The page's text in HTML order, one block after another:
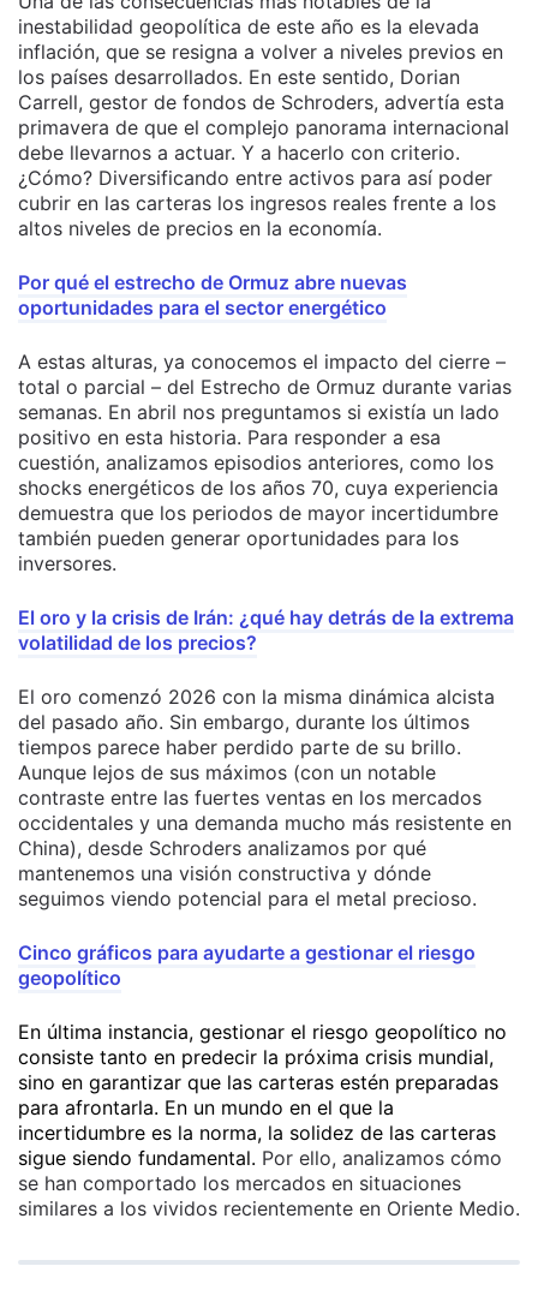
inestabilidad geopolítica de este año es la elevada
inflación, que se resigna a volver a niveles previos en
los países desarrollados. En este sentido, Dorian
Carrell, gestor de fondos de Schroders, advertía esta
primavera de que el complejo panorama internacional
debe llevarnos a actuar. Y a hacerlo con criterio.
¿Cómo? Diversificando entre activos para así poder
cubrir en las carteras los ingresos reales frente a los
altos niveles de precios en la economía.
Por qué el estrecho de Ormuz abre nuevas
oportunidades para el sector energético
A estas alturas, ya conocemos el impacto del cierre –
total o parcial – del Estrecho de Ormuz durante varias
semanas. En abril nos preguntamos si existía un lado
positivo en esta historia. Para responder a esa
cuestión, analizamos episodios anteriores, como los
shocks energéticos de los años 70, cuya experiencia
demuestra que los periodos de mayor incertidumbre
también pueden generar oportunidades para los
inversores.
El oro y la crisis de Irán: ¿qué hay detrás de la extrema
volatilidad de los precios?
El oro comenzó 2026 con la misma dinámica alcista
del pasado año. Sin embargo, durante los últimos
tiempos parece haber perdido parte de su brillo.
Aunque lejos de sus máximos (con un notable
contraste entre las fuertes ventas en los mercados
occidentales y una demanda mucho más resistente en
China), desde Schroders analizamos por qué
mantenemos una visión constructiva y dónde
seguimos viendo potencial para el metal precioso.
Cinco gráficos para ayudarte a gestionar el riesgo
geopolítico
En última instancia, gestionar el riesgo geopolítico no
consiste tanto en predecir la próxima crisis mundial,
sino en garantizar que las carteras estén preparadas
para afrontarla. En un mundo en el que la
incertidumbre es la norma, la solidez de las carteras
sigue siendo fundamental. Por ello, analizamos cómo
se han comportado los mercados en situaciones
similares a los vividos recientemente en Oriente Medio.